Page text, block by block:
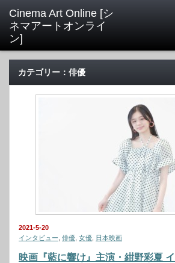
カテゴリー：俳優
2021-5-20
インタビュー 俳優 女優 日本映画
映画『藍に響け』主演・紺野彩夏